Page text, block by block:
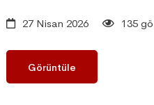
27 Nisan 2026 135
Görüntüle